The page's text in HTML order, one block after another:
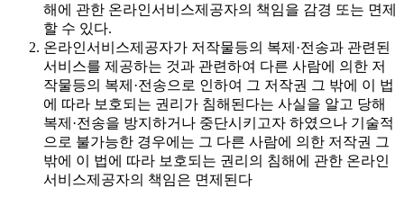
해에 관한 온라인서비스제공자의 책임을 감경 또는 면제
할 수 있다.
온라인서비스제공자가 저작물등의 복제·전송과 관련된
서비스를 제공하는 것과 관련하여 다른 사람에 의한 저
작물등의 복제·전송으로 인하여 그 저작권 그 밖에 이 법
에 따라 보호되는 권리가 침해된다는 사실을 알고 당해
복제·전송을 방지하거나 중단시키고자 하였으나 기술적
으로 불가능한 경우에는 그 다른 사람에 의한 저작권 그
밖에 이 법에 따라 보호되는 권리의 침해에 관한 온라인
서비스제공자의 책임은 면제된다